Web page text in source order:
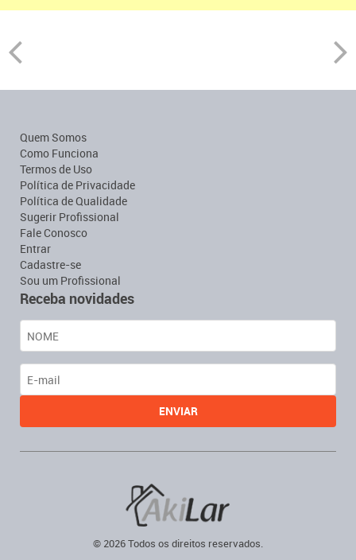
Quem Somos
Como Funciona
Termos de Uso
Política de Privacidade
Política de Qualidade
Sugerir Profissional
Fale Conosco
Entrar
Cadastre-se
Sou um Profissional
Receba novidades
© 2026 Todos os direitos reservados.